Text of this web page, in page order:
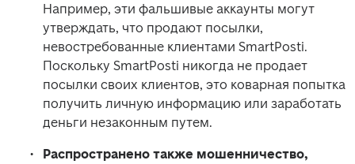
Например, эти фальшивые аккаунты могут
утверждать, что продают посылки,
невостребованные клиентами SmartPosti.
Поскольку SmartPosti никогда не продает
посылки своих клиентов, это коварная попытка
получить личную информацию или заработать
деньги незаконным путем.
Распространено также мошенничество,